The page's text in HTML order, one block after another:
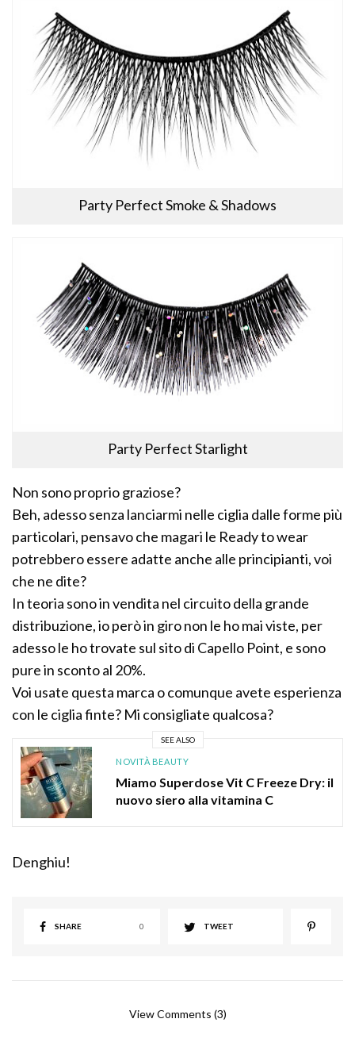
Party Perfect Smoke & Shadows
Party Perfect Starlight
Non sono proprio graziose?
Beh, adesso senza lanciarmi nelle ciglia dalle forme più
particolari, pensavo che magari le Ready to wear
potrebbero essere adatte anche alle principianti, voi
che ne dite?
In teoria sono in vendita nel circuito della grande
distribuzione, io però in giro non le ho mai viste, per
adesso le ho trovate sul sito di Capello Point, e sono
pure in sconto al 20%.
Voi usate questa marca o comunque avete esperienza
con le ciglia finte? Mi consigliate qualcosa?
SEE ALSO
NOVITÀ BEAUTY
Miamo Superdose Vit C Freeze Dry: il
nuovo siero alla vitamina C
Denghiu!
SHARE 0 TWEET
View Comments (3)